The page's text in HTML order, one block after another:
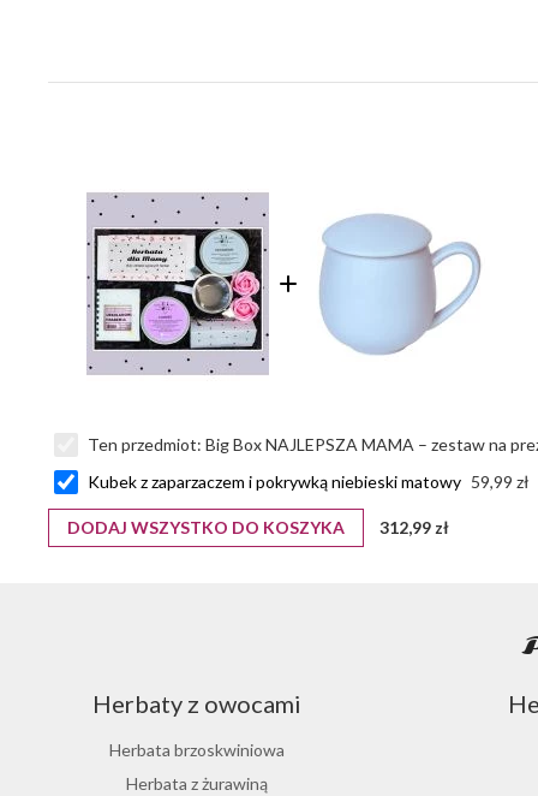
Ten przedmiot:Big Box NAJLEPSZA MAMA – zestaw na
Kubek z zaparzaczem i pokrywką niebieski matowy 59,99 zł
DODAJ WSZYSTKO DO KOSZYKA 312,99 zł
Herbaty z owocami
Herbata brzoskwiniowa
Herbata z żurawiną